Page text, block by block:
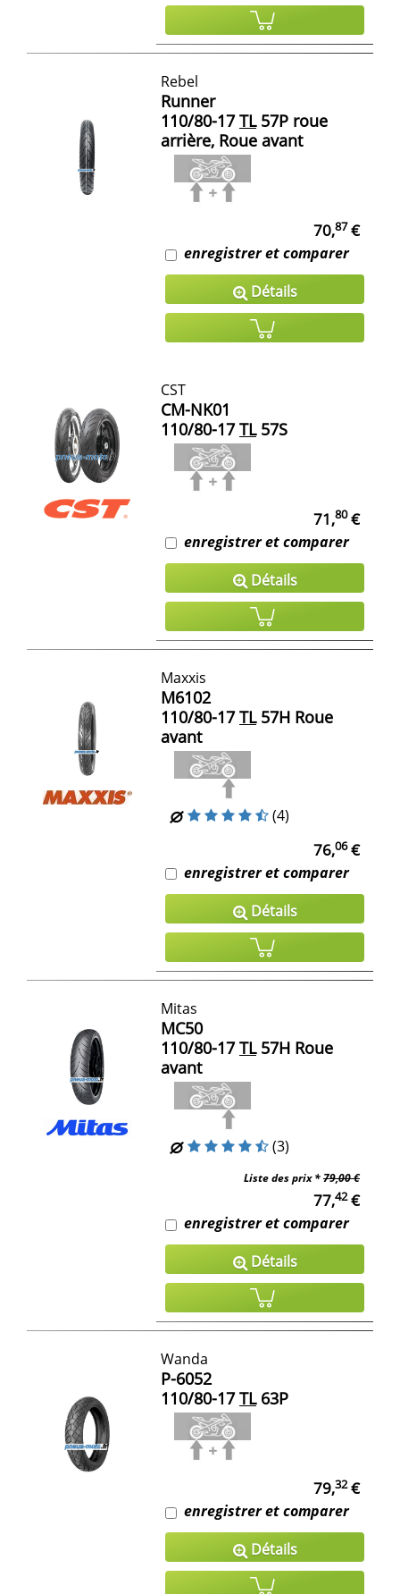
Rebel
Runner
110/80-17 TL57P roue
arrière, Roue avant
70,87€
enregistrer et comparer
Détails
CST
CM-NK01
110/80-17 TL57S
71,80€
enregistrer et comparer
Détails
Maxxis
M6102
110/80-17 TL57H Roue
avant
(4)
76,06€
enregistrer et comparer
Détails
Mitas
MC50
110/80-17 TL57H Roue
avant
(3)
Liste des prix *79,00 €
77,42€
enregistrer et comparer
Détails
Wanda
P-6052
110/80-17 TL63P
79,32€
enregistrer et comparer
Détails